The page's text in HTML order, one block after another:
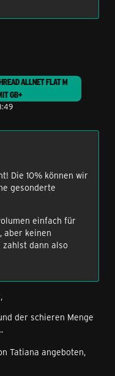
ALLNET FLAT M
GB+
Die 10% können wir
gesonderte
einfach für
aber keinen
zahlst dann also
der schieren Menge
Tatiana angeboten,